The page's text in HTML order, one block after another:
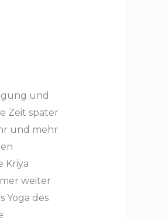
und
Zeit später
und mehr
Kriya
weiter
Yoga des